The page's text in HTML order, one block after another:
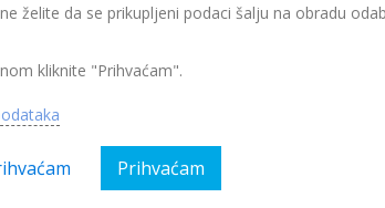
želite da se prikupljeni podaci šalju na obradu
kliknite "Prihvaćam".
Prihvaćam